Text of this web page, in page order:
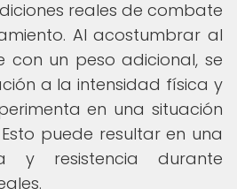
reales de combate
Al acostumbrar al
con un peso adicional, se
a la intensidad física y
en una situación
puede resultar en una
y resistencia durante